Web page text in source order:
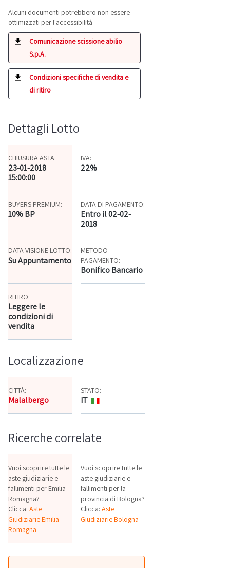
Alcuni documenti potrebbero non essere
ottimizzati per l'accessibilità
Comunicazione scissione abilio
S.p.A.
Condizioni specifiche di vendita e
di ritiro
Dettagli Lotto
CHIUSURA ASTA:
23-01-2018
15:00:00
IVA:
22%
BUYERS PREMIUM:
10% BP
DATA DI PAGAMENTO:
Entro il 02-02-
2018
DATA VISIONE LOTTO:
Su Appuntamento
METODO
PAGAMENTO:
Bonifico Bancario
RITIRO:
Leggere le
condizioni di
vendita
Localizzazione
CITTÀ:
Malalbergo Mappa
STATO:
IT
Ricerche correlate
Vuoi scoprire tutte le
aste giudiziarie e
fallimenti per Emilia
Romagna?
Clicca: Aste
Giudiziarie Emilia
Romagna
Vuoi scoprire tutte le
aste giudiziarie e
fallimenti per la
provincia di Bologna?
Clicca:Aste
Giudiziarie Bologna